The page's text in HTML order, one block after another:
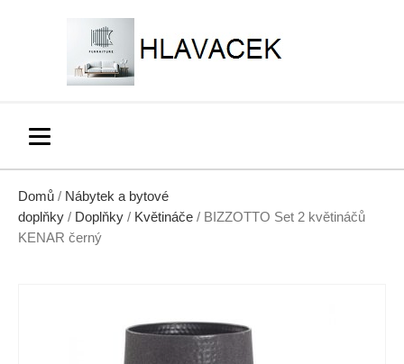
Domů / Nábytek a bytové
doplňky / Doplňky / Květináče / BIZZOTTO Set 2 květináčů
KENAR černý